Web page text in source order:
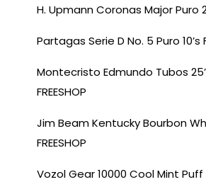
H. Upmann Coronas Major Puro
Partagas Serie D No. 5 Puro 10’s
Montecristo Edmundo Tubos
FREESHOP
Jim Beam Kentucky Bourbon
FREESHOP
Vozol Gear 10000 Cool Mint Puff